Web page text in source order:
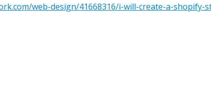
web-design/41668316/i-will-create-a-